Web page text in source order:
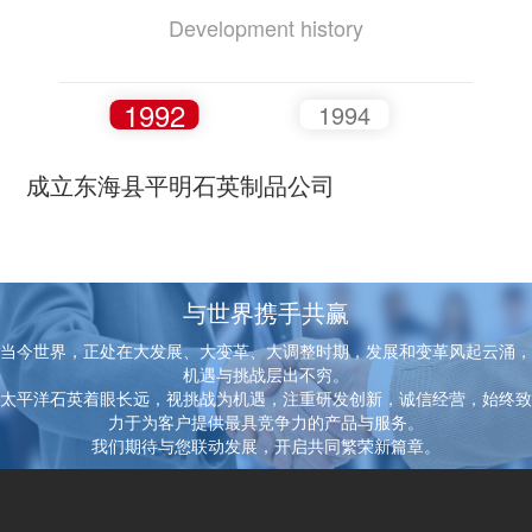
Development history
1992 1994
成立东海县平明石英制品公司
与世界携手共赢
当今世界，正处在大发展、大变革、大调整时期，发展和变革风起云涌，
机遇与挑战层出不穷。
太平洋石英着眼长远，视挑战为机遇，注重研发创新，诚信经营，始终致
力于为客户提供最具竞争力的产品与服务。
我们期待与您联动发展，开启共同繁荣新篇章。